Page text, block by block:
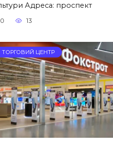
Адреса: проспект
0 13
ТОРГОВИЙ ЦЕНТР